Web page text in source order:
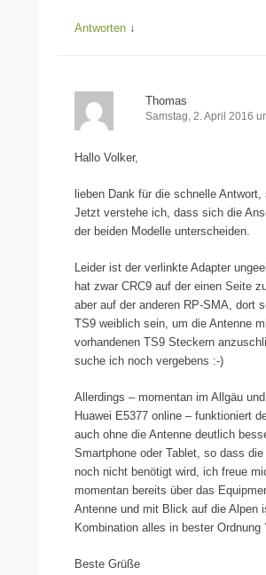
Antworten ↓
Thomas
Samstag, 2. April 2016
Hallo Volker,
lieben Dank für die schnelle Antwort,
Jetzt verstehe ich, dass sich die
der beiden Modelle unterscheiden.
Leider ist der verlinkte Adapter
hat zwar CRC9 auf der einen Seite
aber auf der anderen RP-SMA, dort
TS9 weiblich sein, um die Antenne
vorhandenen TS9 Steckern
suche ich noch vergebens :-)
Allerdings – momentan im Allgäu
Huawei E5377 online – funktioniert
auch ohne die Antenne deutlich
Smartphone oder Tablet, so dass die
noch nicht benötigt wird, ich freue
momentan bereits über das
Antenne und mit Blick auf die Alpen
Kombination alles in bester Ordnung
Beste Grüße